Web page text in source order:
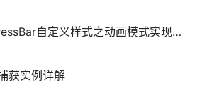
自定义样式之动画模式实现方法
获实例详解